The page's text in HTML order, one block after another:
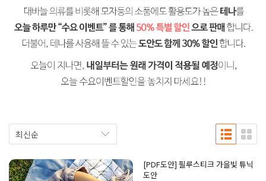
[PDF도안] 필루스티크 가을빛 튜닉
도안